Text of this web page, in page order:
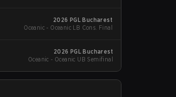
2026 PGL Bucharest
Oceanic - Oceanic LB Cons. Final
2026 PGL Bucharest
Oceanic - Oceanic UB Semifinal